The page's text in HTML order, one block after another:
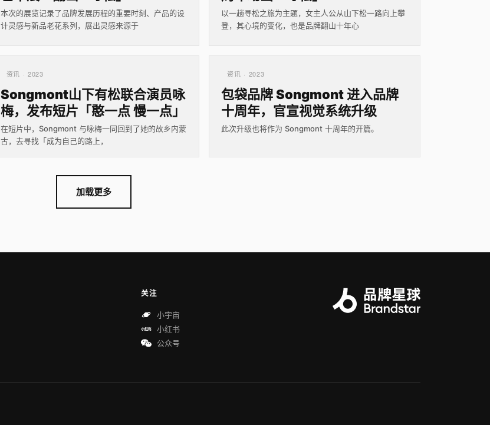
本次的展览记录了品牌发展历程的重要时刻、产品的设
计灵感与新品老花系列，展出灵感来源于
以一趟寻松之旅为主题，女主人公从山下松一路向上攀
登，其心境的变化，也是品牌翻山十年心
资讯 · 2023
Songmont山下有松联合演员咏
梅，发布短片「憨一点 慢一点」
在短片中，Songmont 与咏梅一同回到了她的故乡内蒙
古，去寻找「成为自己的路上，
资讯 · 2023
包袋品牌 Songmont 进入品牌
十周年，官宣视觉系统升级
此次升级也将作为 Songmont 十周年的开篇。
加载更多
关注
小宇宙
小红书
公众号